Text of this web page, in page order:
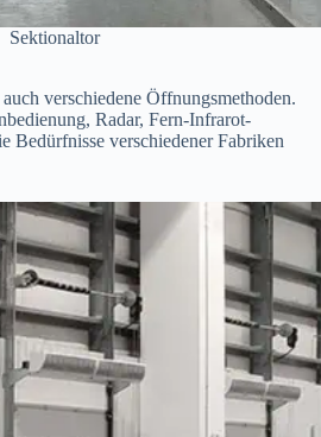
Sektionaltor
verschiedene Öffnungsmethoden.
Radar, Fern-Infrarot-
Bedürfnisse verschiedener Fabriken